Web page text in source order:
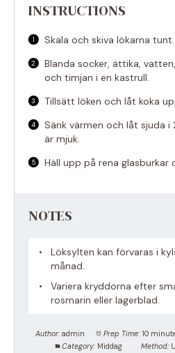
INSTRUCTIONS
Skala och skiva lökarna tunt.
Blanda socker, ättika,
och timjan i en kastrull.
Tillsätt löken och låt koka
Sänk värmen och låt sjuda
är mjuk.
Häll upp på rena glasburkar
NOTES
Löksylten kan förvaras i
månad.
Variera kryddorna efter
rosmarin eller lagerblad.
Author: admin Prep Time: 10
Category: Middag Method: